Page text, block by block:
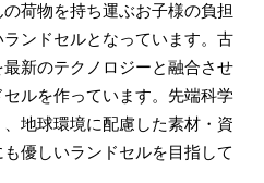
荷物を持ち運ぶお子様の負担
ンドセルとなっています。古
新のテクノロジーと融合させ
ルを作っています。先端科学
地球環境に配慮した素材・資
優しいランドセルを目指して